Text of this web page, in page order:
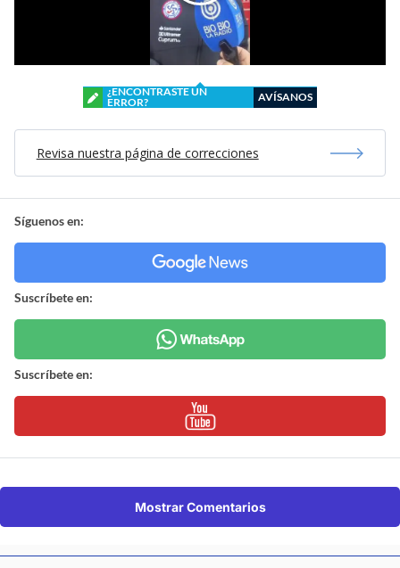
¿ENCONTRASTE UN
ERROR?
AVÍSANOS
Revisa nuestra página de correcciones
Síguenos en:
Suscríbete en:
Suscríbete en:
Mostrar Comentarios